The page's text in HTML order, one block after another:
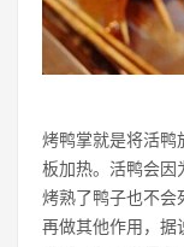
烤鸭掌就是将活鸭
板加热。活鸭会因
烤熟了鸭子也不会
再做其他作用，据